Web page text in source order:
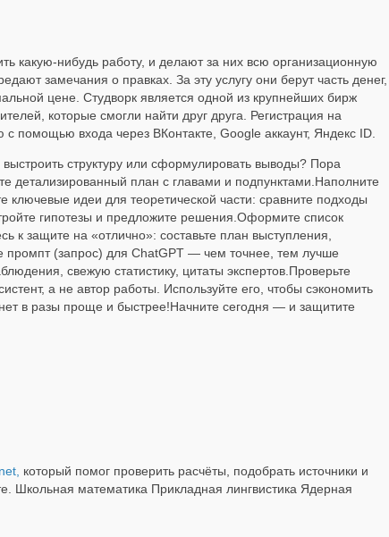
какую-нибудь работу, и делают за них всю организационную
замечания о правках. За эту услугу они берут часть денег,
цене. Студворк является одной из крупнейших бирж
которые смогли найти друг друга. Регистрация на
помощью входа через ВКонтакте, Google аккаунт, Яндекс ID.
структуру или сформулировать выводы? Пора
детализированный план с главами и подпунктами.Наполните
ключевые идеи для теоретической части: сравните подходы
гипотезы и предложите решения.Оформите список
защите на «отлично»: составьте план выступления,
промпт (запрос) для ChatGPT — чем точнее, тем лучше
свежую статистику, цитаты экспертов.Проверьте
а не автор работы. Используйте его, чтобы сэкономить
в разы проще и быстрее!Начните сегодня — и защитите
который помог проверить расчёты, подобрать источники и
Школьная математика Прикладная лингвистика Ядерная